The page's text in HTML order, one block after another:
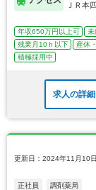
ＪＲ本
年収650万円以上可 未
残業月10ｈ以下
産休
積極採用中
求人の詳
更新日：2024年11月10日
正社員 調剤薬局